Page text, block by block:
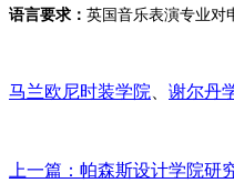
语言要求： 英国音乐表演专业对
马兰欧尼时装学院 谢尔丹
上一篇：帕森斯设计学院研